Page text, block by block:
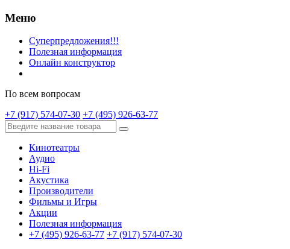
Меню
Суперпредложения!!!
Полезная информация
Онлайн конструктор
По всем вопросам
+7 (917) 574-07-30 +7 (495) 926-63-77
Кинотеатры
Аудио
Hi-Fi
Акустика
Производители
Фильмы и Игры
Акции
Полезная информация
+7 (495) 926-63-77 +7 (917) 574-07-30